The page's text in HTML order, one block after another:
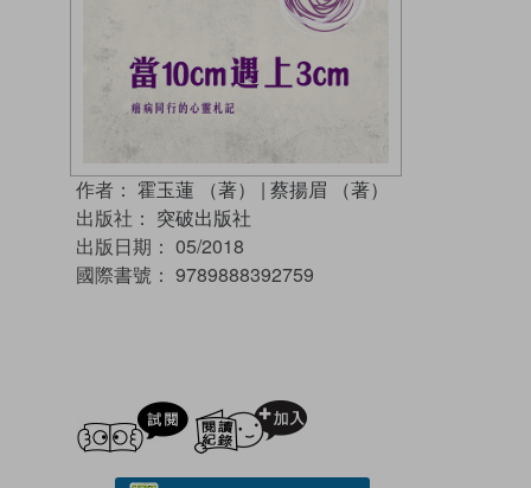
作者： 霍玉蓮 （著） | 蔡揚眉 （著）
出版社： 突破出版社
出版日期： 05/2018
國際書號： 9789888392759
試閲